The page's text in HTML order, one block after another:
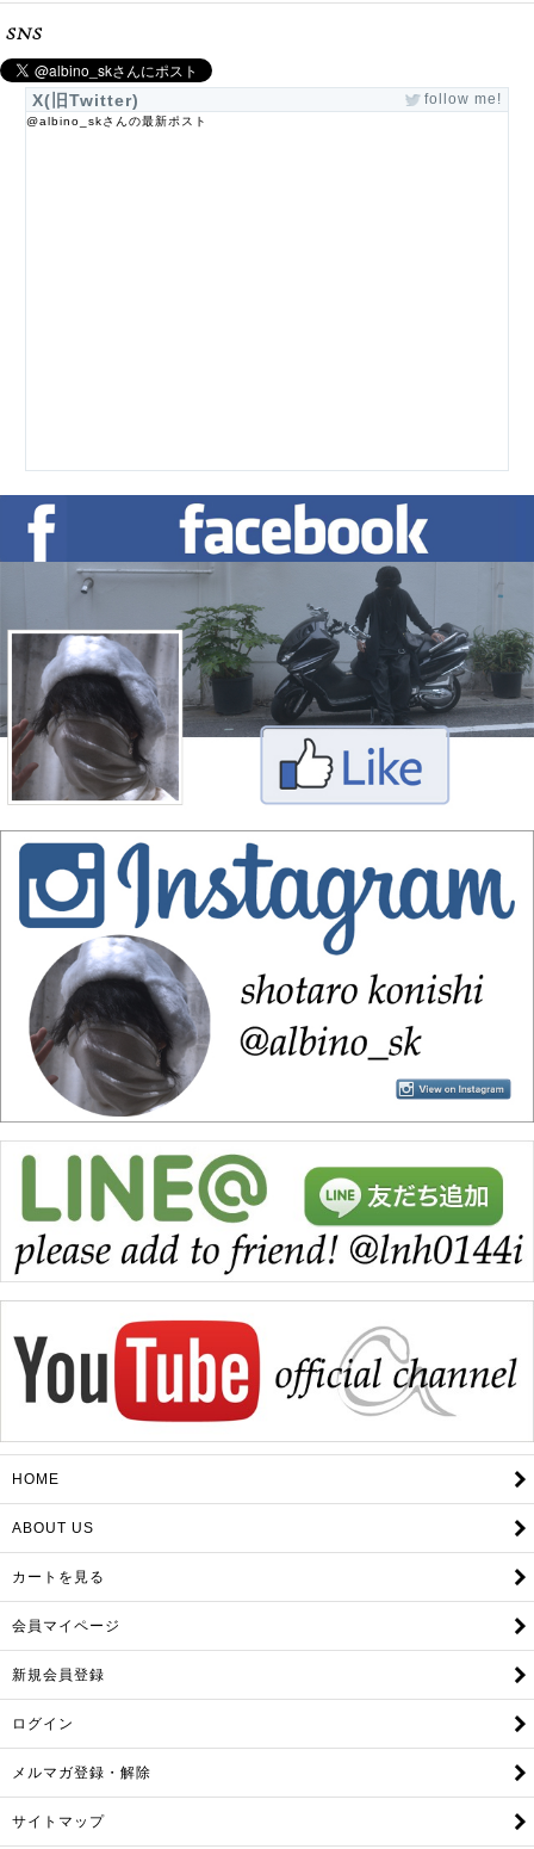
SNS
X(旧Twitter) follow me!
@albino_skさんの最新ポスト
HOME
ABOUT US
カートを見る
会員マイページ
新規会員登録
ログイン
メルマガ登録・解除
サイトマップ